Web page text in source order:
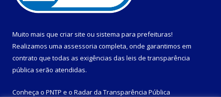
Muito mais que criar site ou sistema para prefeituras!
Realizamos uma assessoria completa, onde garantimos em
contrato que todas as exigências das leis de transparência
pública serão atendidas.
Conheça o PNTP e o Radar da Transparência Pública